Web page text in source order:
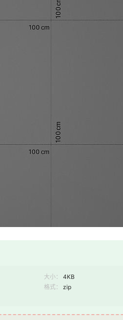
大小：
4KB
格式：
zip